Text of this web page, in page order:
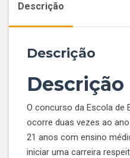
quantidade
Descrição
Descrição
Descrição
O concurso da Escola de
ocorre duas vezes ao
21 anos com ensino
iniciar uma carreira